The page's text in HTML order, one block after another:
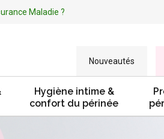
Maladie ?
Nouveautés
Hygiène intime &
confort du périnée